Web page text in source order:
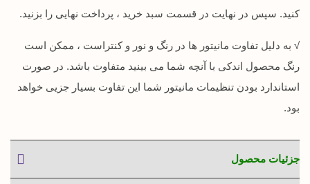
کنید. سپس در نهایت در قسمت سبد خرید ، پرداخت نهایی را بزنید.
√ به دلیل تفاوت مانیتور ها در رنگ و نور و کنتراست ، ممکن است
رنگ محصول اندکی با آنچه شما می بینید متفاوت باشد. در صورت
استاندارد بودن تنظیمات مانیتور شما این تفاوت بسیار جزیی خواهد
بود.
جزئیات محصول